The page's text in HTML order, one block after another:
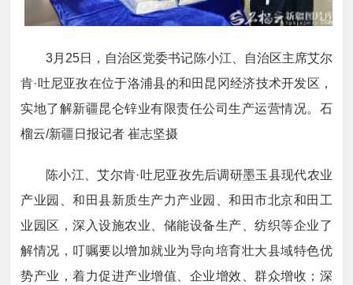
3月25日，自治区党委书记陈小江、自治区主席艾尔
肯·吐尼亚孜在位于洛浦县的和田昆冈经济技术开发区，
实地了解新疆昆仑锌业有限责任公司生产运营情况。石
榴云/新疆日报记者 崔志坚摄
陈小江、艾尔肯·吐尼亚孜先后调研墨玉县现代农业
产业园、和田县新质生产力产业园、和田市北京和田工
业园区，深入设施农业、储能设备生产、纺织等企业了
解情况，叮嘱要以增加就业为导向培育壮大县域特色优
势产业，着力促进产业增值、企业增效、群众增收；深